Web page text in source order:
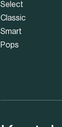
Select
Classic
Smart
Pops